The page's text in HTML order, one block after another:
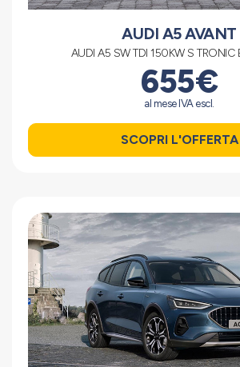
AUDI A5 AVANT
AUDI A5 SW TDI 150KW S TRONIC
655€
al mese IVA escl.
SCOPRI L'OFFERTA